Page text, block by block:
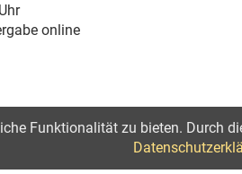
online
Erklärung zur Barrierefreiheit
Funktionalität zu bieten. Durch